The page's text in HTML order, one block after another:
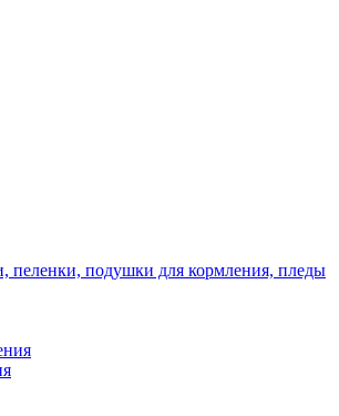
пеленки, подушки для кормления, пледы